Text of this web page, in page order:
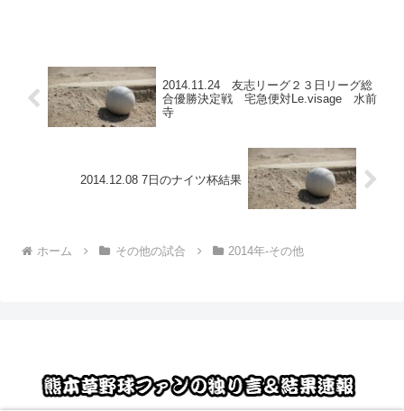
2014.11.24 友志リーグ２３日リーグ総
合優勝決定戦 宅急便対Le.visage 水前
寺
2014.12.08 7日のナイツ杯結果
ホーム その他の試合 2014年-その他